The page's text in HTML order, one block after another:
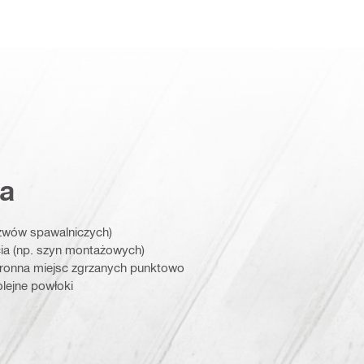
spawalniczych)
(np. szyn montażowych)
miejsc zgrzanych punktowo
powłoki